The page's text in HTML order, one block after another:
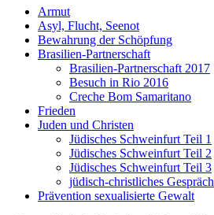
Armut
Asyl, Flucht, Seenot
Bewahrung der Schöpfung
Brasilien-Partnerschaft
Brasilien-Partnerschaft 2017
Besuch in Rio 2016
Creche Bom Samaritano
Frieden
Juden und Christen
Jüdisches Schweinfurt Teil 1
Jüdisches Schweinfurt Teil 2
Jüdisches Schweinfurt Teil 3
jüdisch-christliches Gespräch
Prävention sexualisierte Gewalt